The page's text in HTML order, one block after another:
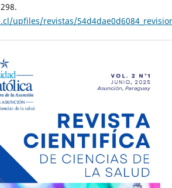
upfiles/revistas/